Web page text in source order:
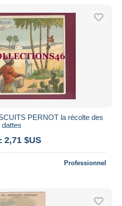
PERNOT la récolte des
dattes
2,71 $US
Professionnel